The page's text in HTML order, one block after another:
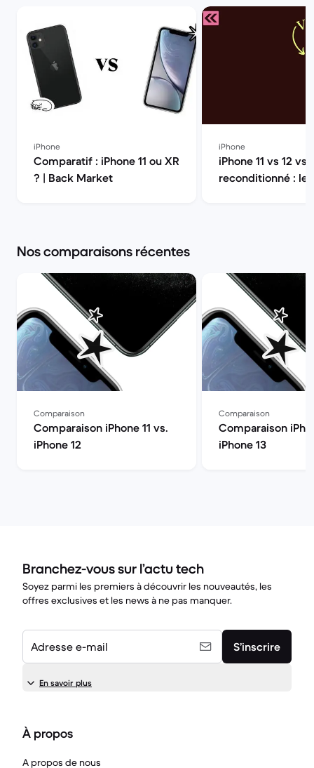
iPhone
Comparatif : iPhone 11 ou XR
? | Back Market
iPhone
iPhone 11 vs 12 vs
reconditionné :
Nos comparaisons récentes
Comparaison
Comparaison iPhone 11 vs.
iPhone 12
Comparaison
Comparaison
iPhone 13
Branchez-vous sur l’actu tech
Soyez parmi les premiers à découvrir les nouveautés, les
offres exclusives et les news à ne pas manquer.
Adresse e-mail S’inscrire
En savoir plus
À propos
A propos de nous